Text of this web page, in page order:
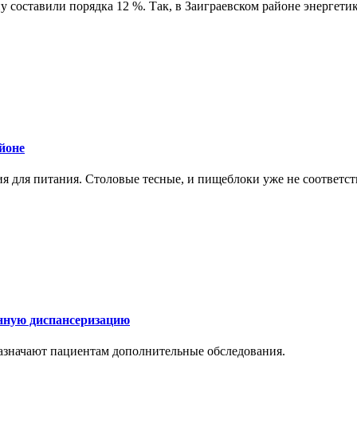
порядка 12 %. Так, в Заиграевском районе
для питания. Столовые тесные, и пищеблоки уже не
диспансеризацию
пациентам дополнительные обследования.